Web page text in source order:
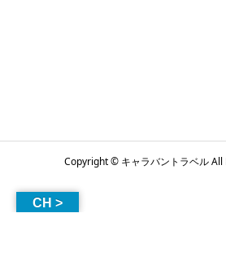
Copyright © キャラバントラベル All
CH >